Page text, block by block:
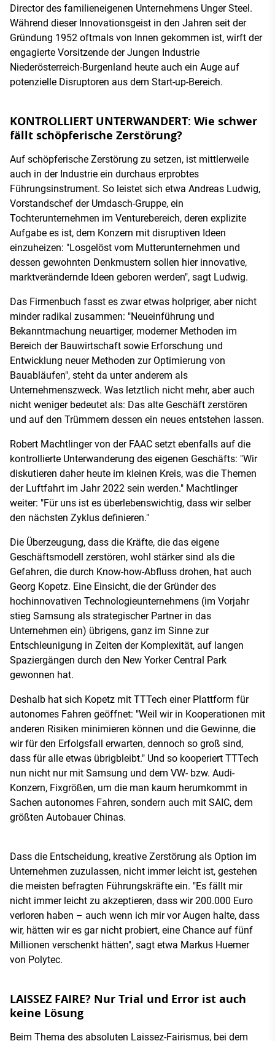
Director des familieneigenen Unternehmens Unger Steel.
Während dieser Innovationsgeist in den Jahren seit der
Gründung 1952 oftmals von Innen gekommen ist, wirft der
engagierte Vorsitzende der Jungen Industrie
Niederösterreich-Burgenland heute auch ein Auge auf
potenzielle Disruptoren aus dem Start-up-Bereich.
KONTROLLIERT UNTERWANDERT: Wie schwer
fällt schöpferische Zerstörung?
Auf schöpferische Zerstörung zu setzen, ist mittlerweile
auch in der Industrie ein durchaus erprobtes
Führungsinstrument. So leistet sich etwa Andreas Ludwig,
Vorstandschef der Umdasch-Gruppe, ein
Tochterunternehmen im Venturebereich, deren explizite
Aufgabe es ist, dem Konzern mit disruptiven Ideen
einzuheizen: "Losgelöst vom Mutterunternehmen und
dessen gewohnten Denkmustern sollen hier innovative,
marktverändernde Ideen geboren werden", sagt Ludwig.
Das Firmenbuch fasst es zwar etwas holpriger, aber nicht
minder radikal zusammen: "Neueinführung und
Bekanntmachung neuartiger, moderner Methoden im
Bereich der Bauwirtschaft sowie Erforschung und
Entwicklung neuer Methoden zur Optimierung von
Bauabläufen", steht da unter anderem als
Unternehmenszweck. Was letztlich nicht mehr, aber auch
nicht weniger bedeutet als: Das alte Geschäft zerstören
und auf den Trümmern dessen ein neues entstehen lassen.
Robert Machtlinger von der FAAC setzt ebenfalls auf die
kontrollierte Unterwanderung des eigenen Geschäfts: "Wir
diskutieren daher heute im kleinen Kreis, was die Themen
der Luftfahrt im Jahr 2022 sein werden." Machtlinger
weiter: "Für uns ist es überlebenswichtig, dass wir selber
den nächsten Zyklus definieren."
Die Überzeugung, dass die Kräfte, die das eigene
Geschäftsmodell zerstören, wohl stärker sind als die
Gefahren, die durch Know-how-Abfluss drohen, hat auch
Georg Kopetz. Eine Einsicht, die der Gründer des
hochinnovativen Technologieunternehmens (im Vorjahr
stieg Samsung als strategischer Partner in das
Unternehmen ein) übrigens, ganz im Sinne zur
Entschleunigung in Zeiten der Komplexität, auf langen
Spaziergängen durch den New Yorker Central Park
gewonnen hat.
Deshalb hat sich Kopetz mit TTTech einer Plattform für
autonomes Fahren geöffnet: "Weil wir in Kooperationen mit
anderen Risiken minimieren können und die Gewinne, die
wir für den Erfolgsfall erwarten, dennoch so groß sind,
dass für alle etwas übrigbleibt." Und so kooperiert TTTech
nun nicht nur mit Samsung und dem VW- bzw. Audi-
Konzern, Fixgrößen, um die man kaum herumkommt in
Sachen autonomes Fahren, sondern auch mit SAIC, dem
größten Autobauer Chinas.
Dass die Entscheidung, kreative Zerstörung als Option im
Unternehmen zuzulassen, nicht immer leicht ist, gestehen
die meisten befragten Führungskräfte ein. "Es fällt mir
nicht immer leicht zu akzeptieren, dass wir 200.000 Euro
verloren haben – auch wenn ich mir vor Augen halte, dass
wir, hätten wir es gar nicht probiert, eine Chance auf fünf
Millionen verschenkt hätten", sagt etwa Markus Huemer
von Polytec.
LAISSEZ FAIRE? Nur Trial und Error ist auch
keine Lösung
Beim Thema des absoluten Laissez-Fairismus, bei dem